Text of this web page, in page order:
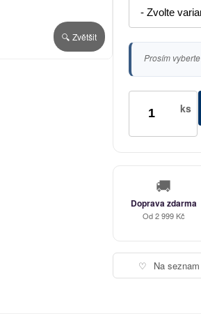
🔍 Zvětšit
Prosím
ks
🚚
Doprava zdarma
Od 2 999 Kč
♡ Na